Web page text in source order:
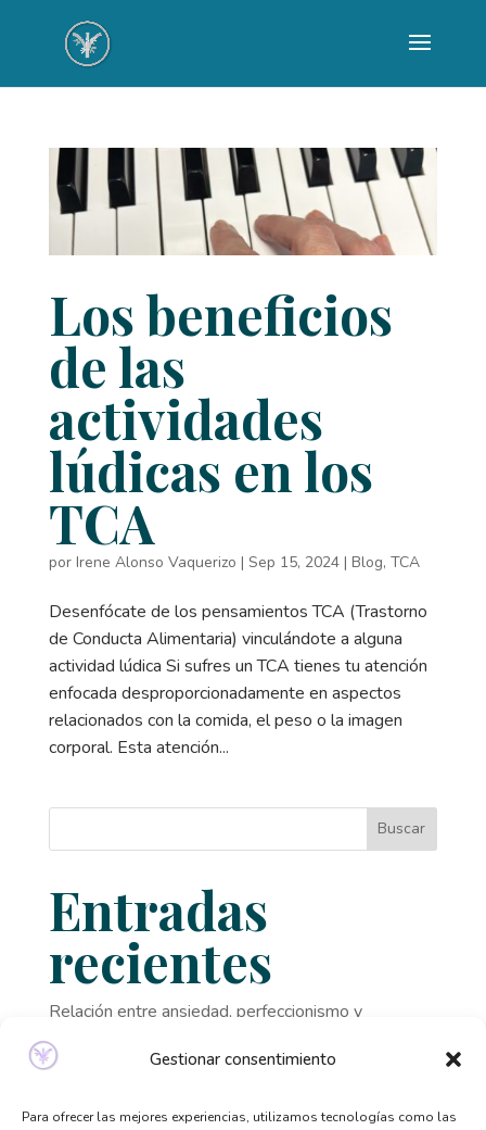
Gestionar consentimiento
Para ofrecer las mejores experiencias, utilizamos tecnologías como las
Los beneficios
de las
actividades
lúdicas en los
TCA
por Irene Alonso Vaquerizo | Sep 15, 2024| Blog, TCA
Desenfócate de los pensamientos TCA (Trastorno
de Conducta Alimentaria) vinculándote a alguna
actividad lúdica Si sufres un TCA tienes tu atención
enfocada desproporcionadamente en aspectos
relacionados con la comida, el peso o la imagen
corporal. Esta atención...
Buscar
Entradas
recientes
Relación entre ansiedad, perfeccionismo y
trastornos alimentarios
Señales de que necesitas ayuda psicológica y no lo